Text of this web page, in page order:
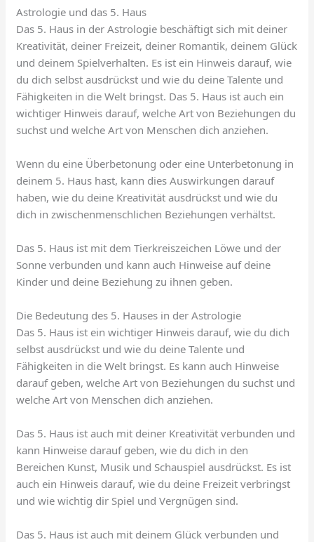
Astrologie und das 5. Haus
Das 5. Haus in der Astrologie beschäftigt sich mit deiner
Kreativität, deiner Freizeit, deiner Romantik, deinem Glück
und deinem Spielverhalten. Es ist ein Hinweis darauf, wie
du dich selbst ausdrückst und wie du deine Talente und
Fähigkeiten in die Welt bringst. Das 5. Haus ist auch ein
wichtiger Hinweis darauf, welche Art von Beziehungen du
suchst und welche Art von Menschen dich anziehen.
Wenn du eine Überbetonung oder eine Unterbetonung in
deinem 5. Haus hast, kann dies Auswirkungen darauf
haben, wie du deine Kreativität ausdrückst und wie du
dich in zwischenmenschlichen Beziehungen verhältst.
Das 5. Haus ist mit dem Tierkreiszeichen Löwe und der
Sonne verbunden und kann auch Hinweise auf deine
Kinder und deine Beziehung zu ihnen geben.
Die Bedeutung des 5. Hauses in der Astrologie
Das 5. Haus ist ein wichtiger Hinweis darauf, wie du dich
selbst ausdrückst und wie du deine Talente und
Fähigkeiten in die Welt bringst. Es kann auch Hinweise
darauf geben, welche Art von Beziehungen du suchst und
welche Art von Menschen dich anziehen.
Das 5. Haus ist auch mit deiner Kreativität verbunden und
kann Hinweise darauf geben, wie du dich in den
Bereichen Kunst, Musik und Schauspiel ausdrückst. Es ist
auch ein Hinweis darauf, wie du deine Freizeit verbringst
und wie wichtig dir Spiel und Vergnügen sind.
Das 5. Haus ist auch mit deinem Glück verbunden und